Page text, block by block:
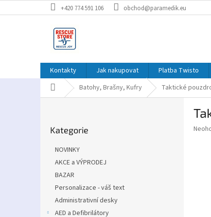
na
+420 774 591 106 obchod@paramedik.eu
Kontakty Jak nakupovat Platba Twisto
Domů Batohy, Brašny, Kufry Taktické
kategorie
Kategorie
NOVINKY
AKCE a VÝPRODEJ
BAZAR
Personalizace - váš text
Administrativní desky
AED a Defibrilátory